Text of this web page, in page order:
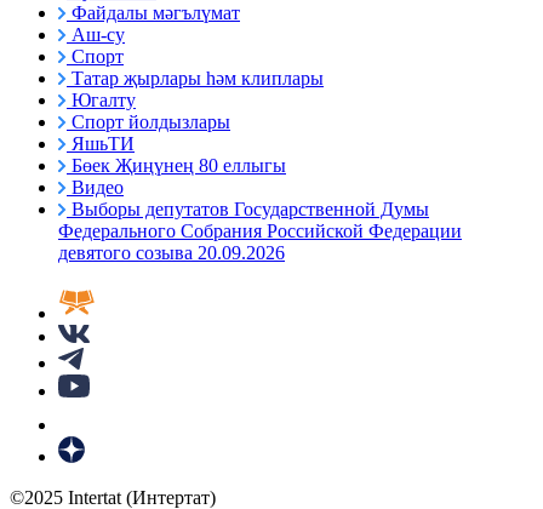
Файдалы мәгълүмат
Аш-су
Спорт
Татар җырлары һәм клиплары
Югалту
Спорт йолдызлары
ЯшьТИ
Бөек Җиңүнең 80 еллыгы
Видео
Выборы депутатов Государственной Думы
Федерального Собрания Российской Федерации
девятого созыва 20.09.2026
©2025 Intertat (Интертат)